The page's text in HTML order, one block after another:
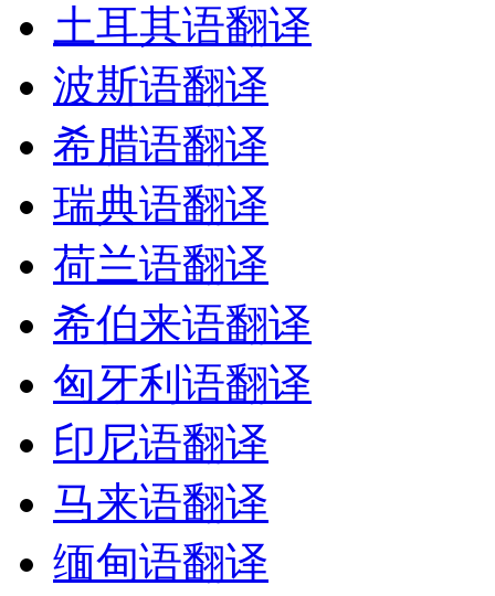
土耳其语翻译
波斯语翻译
希腊语翻译
瑞典语翻译
荷兰语翻译
希伯来语翻译
匈牙利语翻译
印尼语翻译
马来语翻译
缅甸语翻译